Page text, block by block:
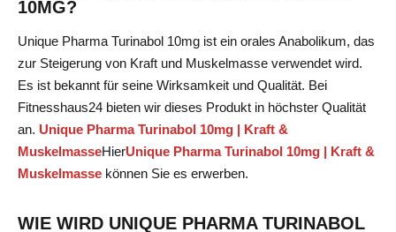
10MG?
Unique Pharma Turinabol 10mg ist ein orales Anabolikum, das
zur Steigerung von Kraft und Muskelmasse verwendet wird.
Es ist bekannt für seine Wirksamkeit und Qualität. Bei
Fitnesshaus24 bieten wir dieses Produkt in höchster Qualität
an. Unique Pharma Turinabol 10mg | Kraft &
MuskelmasseHierUnique Pharma Turinabol 10mg | Kraft &
Muskelmasse können Sie es erwerben.
WIE WIRD UNIQUE PHARMA TURINABOL